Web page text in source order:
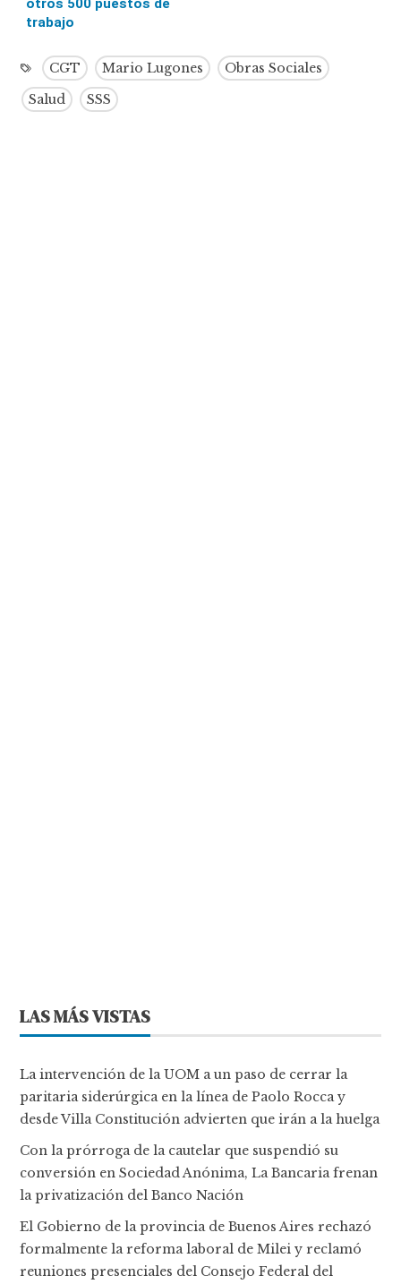
otros 500 puestos de
trabajo
CGT Mario Lugones
Obras Sociales
Salud
SSS
LAS MÁS VISTAS
La intervención de la UOM a un paso de cerrar la
paritaria siderúrgica en la línea de Paolo Rocca y
desde Villa Constitución advierten que irán a la huelga
Con la prórroga de la cautelar que suspendió su
conversión en Sociedad Anónima, La Bancaria frenan
la privatización del Banco Nación
El Gobierno de la provincia de Buenos Aires rechazó
formalmente la reforma laboral de Milei y reclamó
reuniones presenciales del Consejo Federal del